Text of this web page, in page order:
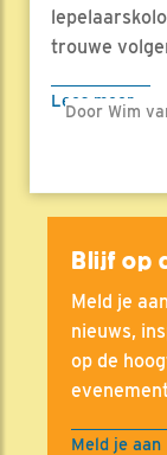
trouwe
Lees meer
Door Wim
Blijf op
Meld je
nieuws,
op de
Meld je aan